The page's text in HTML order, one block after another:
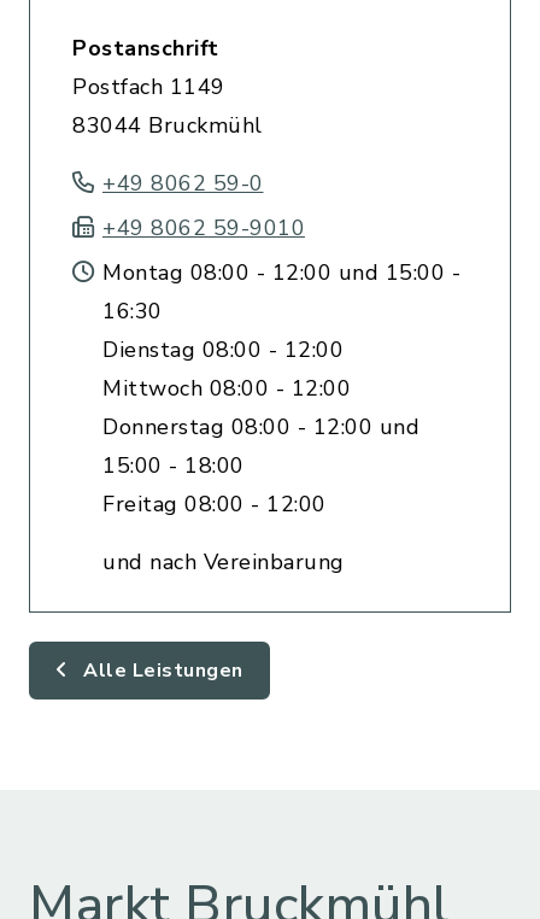
Postanschrift
Postfach 1149
83044 Bruckmühl
+49 8062 59-0
+49 8062 59-9010
Montag 08:00 - 12:00 und 15:00 -
16:30
Dienstag 08:00 - 12:00
Mittwoch 08:00 - 12:00
Donnerstag 08:00 - 12:00 und
15:00 - 18:00
Freitag 08:00 - 12:00
und nach Vereinbarung
Alle Leistungen